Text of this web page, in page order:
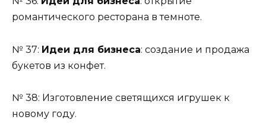
романтического ресторана в темноте.
№ 37: Идеи для бизнеса: создание и продажа
букетов из конфет.
№ 38: Изготовление светящихся игрушек к
новому году.